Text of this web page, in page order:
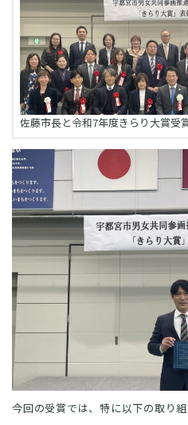
佐藤市長と令和7年度きらり大賞受
今回の受賞では、特に以下の取り